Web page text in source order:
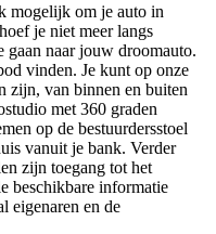
mogelijk om je auto in
je niet meer langs
gaan naar jouw droomauto.
vinden. Je kunt op onze
zijn, van binnen en buiten
met 360 graden
op de bestuurdersstoel
vanuit je bank. Verder
zijn toegang tot het
beschikbare informatie
eigenaren en de